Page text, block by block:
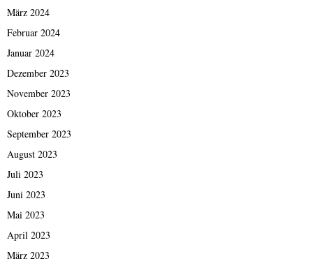
März 2024
Februar 2024
Januar 2024
Dezember 2023
November 2023
Oktober 2023
September 2023
August 2023
Juli 2023
Juni 2023
Mai 2023
April 2023
März 2023